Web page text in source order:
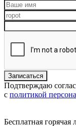
Подтверждаю
с политикой
Бесплатная горячая